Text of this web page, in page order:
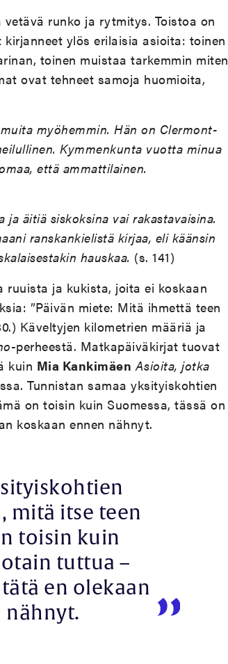
runko ja rytmitys. Toistoa on
ylös erilaisia asioita: toinen
toinen muistaa tarkemmin miten
ovat tehneet samoja huomioita,
myöhemmin. Hän on Clermont-
Kymmenkunta vuotta minua
että ammattilainen.
äitiä siskoksina vai rakastavaisina.
ranskankielistä kirjaa, eli käänsin
hauskaa. (s. 141)
ja kukista, joita ei koskaan
”Päivän miete: Mitä ihmettä teen
Käveltyjen kilometrien määriä ja
-perheestä. Matkapäiväkirjat tuovat
kuin Mia Kankimäen Asioita, jotka
Tunnistan samaa yksityiskohtien
on toisin kuin Suomessa, tässä on
koskaan ennen nähnyt.
mitä itse teen
toisin kuin
tuttua –
en olekaan
nähnyt.